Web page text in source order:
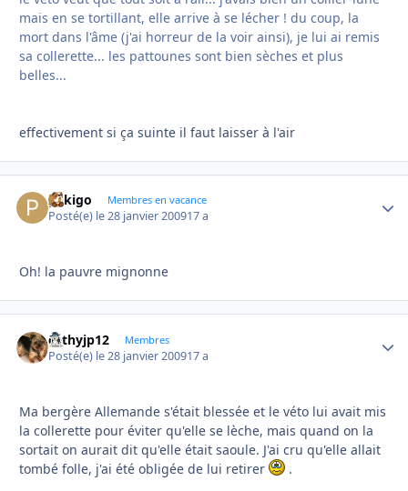
mais en se tortillant, elle arrive à se lécher ! du coup, la
mort dans l'âme (j'ai horreur de la voir ainsi), je lui ai remis
sa collerette... les pattounes sont bien sèches et plus
belles...
effectivement si ça suinte il faut laisser à l'air
pekigo Membres en vacance
Posté(e) le 28 janvier 200917 a
Oh! la pauvre mignonne
cathyjp12 Membres
Posté(e) le 28 janvier 200917 a
Ma bergère Allemande s'était blessée et le véto lui avait mis
la collerette pour éviter qu'elle se lèche, mais quand on la
sortait on aurait dit qu'elle était saoule. J'ai cru qu'elle allait
tombé folle, j'ai été obligée de lui retirer
.